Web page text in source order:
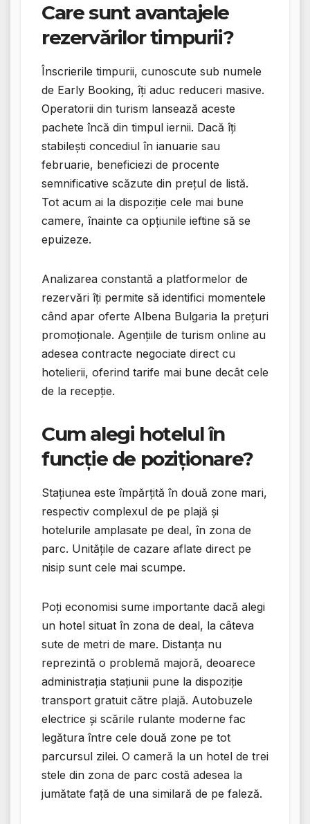
Care sunt avantajele
rezervărilor timpurii?
Înscrierile timpurii, cunoscute sub numele
de Early Booking, îți aduc reduceri masive.
Operatorii din turism lansează aceste
pachete încă din timpul iernii. Dacă îți
stabilești concediul în ianuarie sau
februarie, beneficiezi de procente
semnificative scăzute din prețul de listă.
Tot acum ai la dispoziție cele mai bune
camere, înainte ca opțiunile ieftine să se
epuizeze.
Analizarea constantă a platformelor de
rezervări îți permite să identifici momentele
când apar oferte Albena Bulgaria la prețuri
promoționale. Agențiile de turism online au
adesea contracte negociate direct cu
hotelierii, oferind tarife mai bune decât cele
de la recepție.
Cum alegi hotelul în
funcție de poziționare?
Stațiunea este împărțită în două zone mari,
respectiv complexul de pe plajă și
hotelurile amplasate pe deal, în zona de
parc. Unitățile de cazare aflate direct pe
nisip sunt cele mai scumpe.
Poți economisi sume importante dacă alegi
un hotel situat în zona de deal, la câteva
sute de metri de mare. Distanța nu
reprezintă o problemă majoră, deoarece
administrația stațiunii pune la dispoziție
transport gratuit către plajă. Autobuzele
electrice și scările rulante moderne fac
legătura între cele două zone pe tot
parcursul zilei. O cameră la un hotel de trei
stele din zona de parc costă adesea la
jumătate față de una similară de pe faleză.